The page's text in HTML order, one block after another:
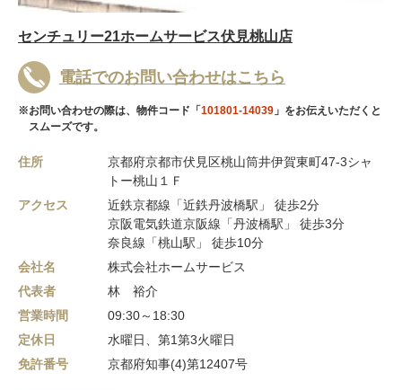
センチュリー21ホームサービス伏見桃山店
電話でのお問い合わせはこちら
※お問い合わせの際は、物件コード「 101801-14039 」をお伝えいただくと
スムーズです。
住所
京都府京都市伏見区桃山筒井伊賀東町47-3シャ
トー桃山１Ｆ
アクセス
近鉄京都線「近鉄丹波橋駅」 徒歩2分
京阪電気鉄道京阪線「丹波橋駅」 徒歩3分
奈良線「桃山駅」 徒歩10分
会社名
株式会社ホームサービス
代表者
林 裕介
営業時間
09:30～18:30
定休日
水曜日、第1第3火曜日
免許番号
京都府知事(4)第12407号